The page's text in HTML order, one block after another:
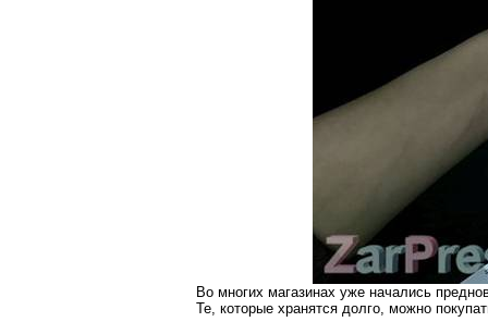
Во многих магазинах уже начались
Те, которые хранятся долго, можно